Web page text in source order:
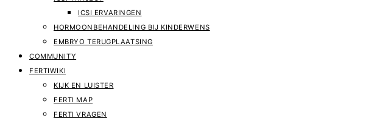
ICSI ERVARINGEN
HORMOONBEHANDELING BIJ KINDERWENS
EMBRYO TERUGPLAATSING
COMMUNITY
FERTIWIKI
KIJK EN LUISTER
FERTI MAP
FERTI VRAGEN